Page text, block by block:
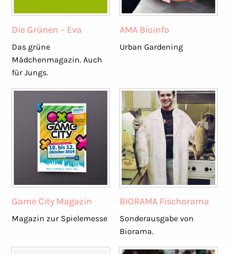
Die Grünen – Eva
Das grüne
Mädchenmagazin. Auch
für Jungs.
AMA Bioinfo
Urban Gardening
Game City Magazin
Magazin zur Spielemesse
BIORAMA Fischorama
Sonderausgabe von
Biorama.